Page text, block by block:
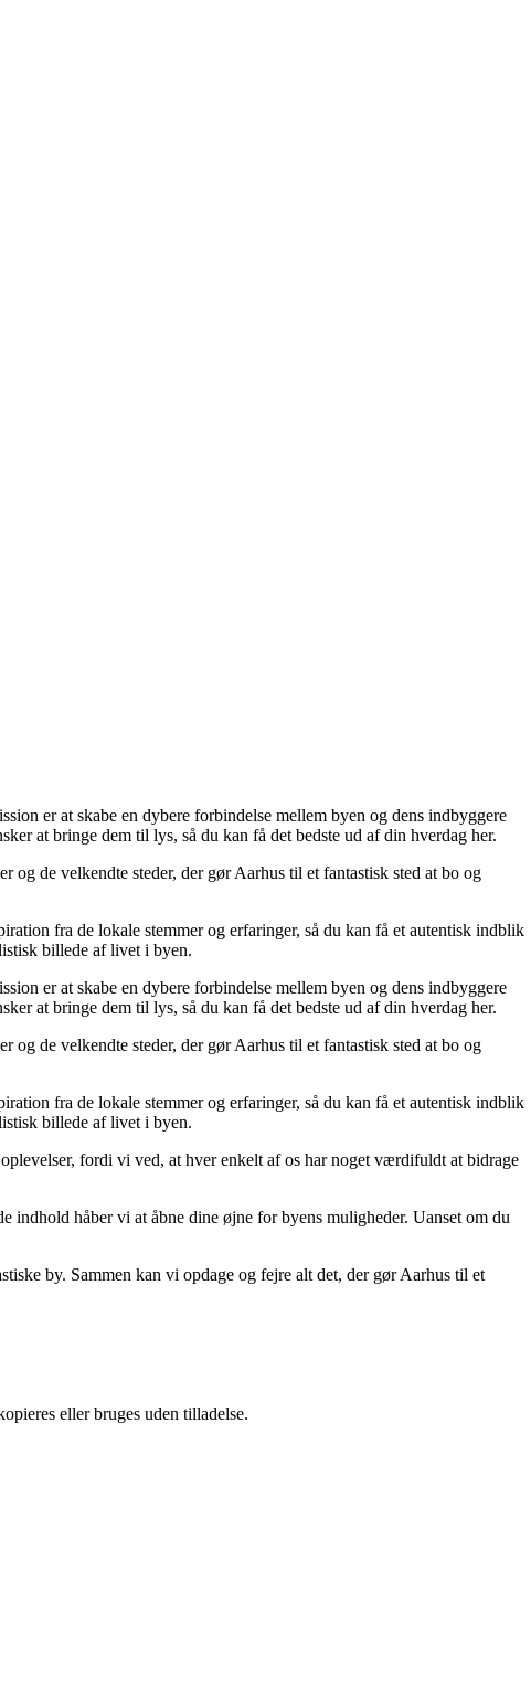
er at skabe en dybere forbindelse mellem byen og dens indbyggere
at bringe dem til lys, så du kan få det bedste ud af din hverdag her.
de velkendte steder, der gør Aarhus til et fantastisk sted at bo og
fra de lokale stemmer og erfaringer, så du kan få et autentisk indblik
billede af livet i byen.
er at skabe en dybere forbindelse mellem byen og dens indbyggere
at bringe dem til lys, så du kan få det bedste ud af din hverdag her.
de velkendte steder, der gør Aarhus til et fantastisk sted at bo og
fra de lokale stemmer og erfaringer, så du kan få et autentisk indblik
billede af livet i byen.
fordi vi ved, at hver enkelt af os har noget værdifuldt at bidrage
indhold håber vi at åbne dine øjne for byens muligheder. Uanset om du
by. Sammen kan vi opdage og fejre alt det, der gør Aarhus til et
eller bruges uden tilladelse.